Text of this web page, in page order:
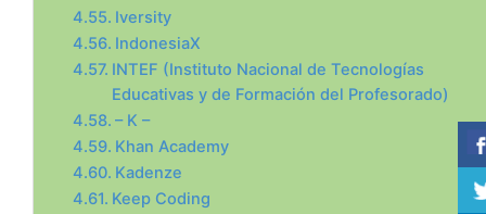
Iversity
IndonesiaX
INTEF (Instituto Nacional de Tecnologías
Educativas y de Formación del Profesorado)
– K –
Khan Academy
Kadenze
Keep Coding